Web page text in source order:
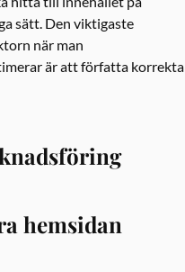
sätt. Den viktigaste
när man
är att författa korrekta
hemsidan